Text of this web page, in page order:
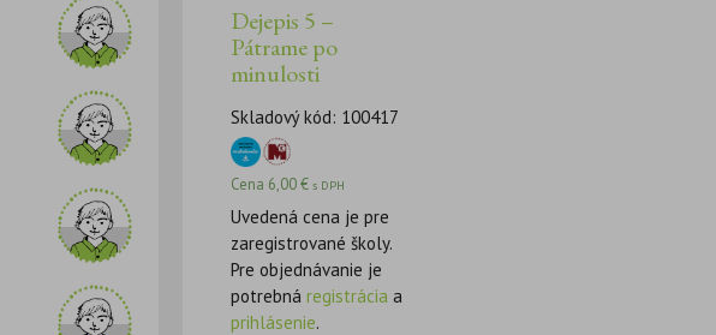
Dejepis 5 –
Pátrame po
minulosti
Skladový kód: 100417
Cena 6,00€ s DPH
Uvedená cena je pre
zaregistrované školy.
Pre objednávanie je
potrebná registrácia a
prihlásenie.